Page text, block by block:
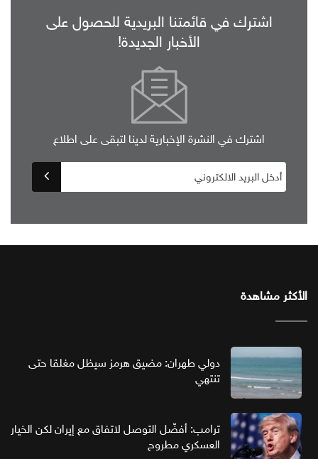
اشترك في قائمتنا البريدية للحصول على
الأخبار الجديدة!
اشترك في النشرة الإخبارية لدينا لتبقى على اطلاع
الأكثر مشاهدة
دولي طهران: مضيق هرمز سيظل مغلقا حتى
تنتهي
ترامب: أفضّل التوصل لاتفاق مع إيران لكن الخيار
العسكري مطروح